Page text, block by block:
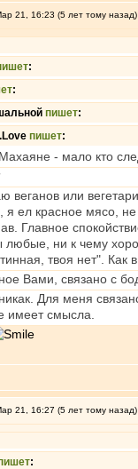
21, 16:23 (5 лет тому назад)
:
:
пишет:
пишет:
- мало кто
веганов или
я ел красное мясо,
Главное
ни к чему
твоя нет". Как
Вами, связано с
Для меня
имеет смысла.
21, 16:27 (5 лет тому назад)
: